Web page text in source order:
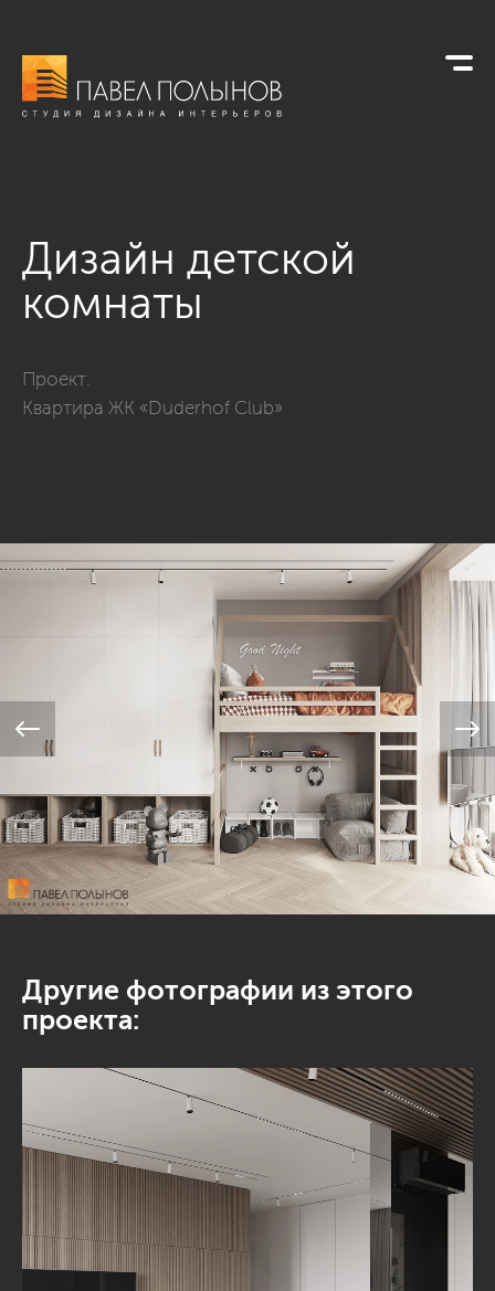
Дизайн детской
комнаты
Проект:
Квартира ЖК «Duderhof Club»
Другие фотографии из этого
проекта: